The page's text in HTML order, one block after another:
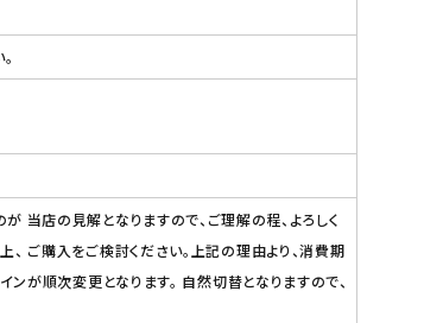
当店の見解となりますので、ご理解の程、よろしく
ご購入をご検討ください。上記の理由より、消費期
が順次変更となります。 自然切替となりますので、